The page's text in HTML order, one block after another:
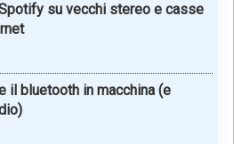
su vecchi stereo e casse
il bluetooth in macchina (e